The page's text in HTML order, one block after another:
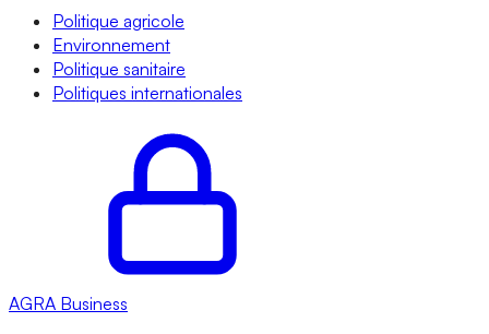
Politique agricole
Environnement
Politique sanitaire
Politiques internationales
AGRA Business